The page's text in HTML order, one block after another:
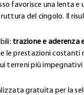
favorisce una lenta
del cingolo. Il
trazione e aderenza
prestazioni
terreni più impegnativi
gratuita per la